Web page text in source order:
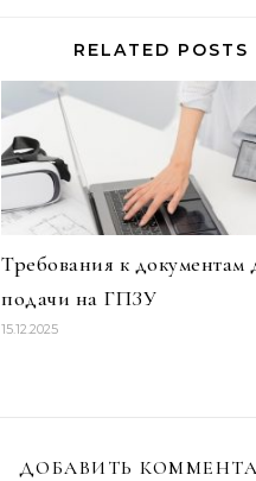
RELATED POSTS
Требования к документам
подачи на ГПЗУ
15.12.2025
ДОБАВИТЬ